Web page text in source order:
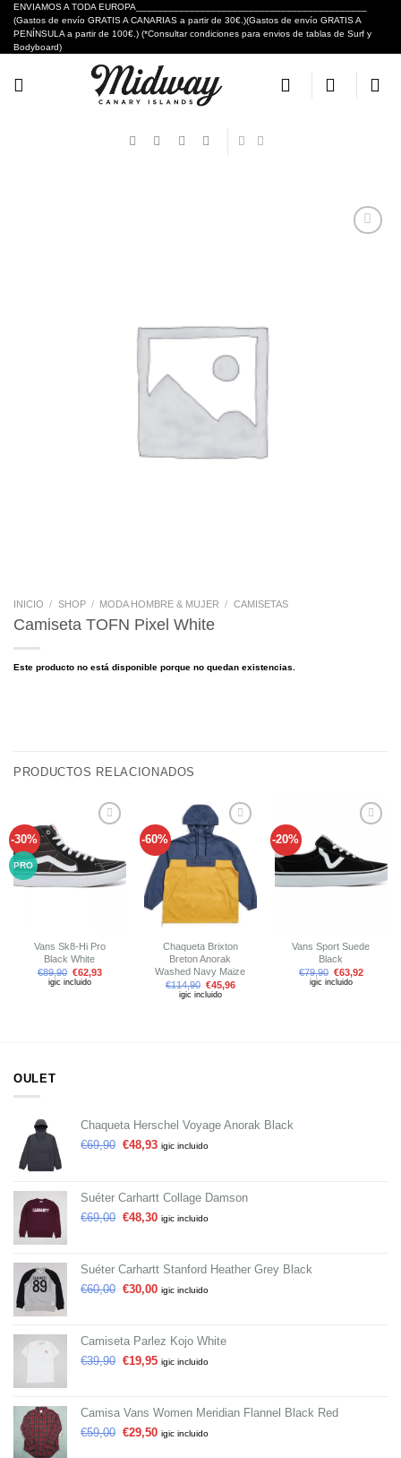
Skip
content
ENVIAMOS A TODA EUROPA___________________________________________
(Gastos de envío GRATIS A CANARIAS a partir de 30€.)(Gastos de envío GRATIS A
PENÍNSULA a partir de 100€.) (*Consultar condiciones para envios de tablas de Surf y
Bodyboard)
INICIO / SHOP / MODA HOMBRE & MUJER / CAMISETAS
Camiseta TOFN Pixel White
Este producto no está disponible porque no quedan existencias.
PRODUCTOS RELACIONADOS
-30%
PRO
lista de
deseos
Vans Sk8-Hi Pro
Black White
€89,90 €62,93
igic incluido
-60%
Añadir
a tu
lista de
deseos
Chaqueta Brixton
Breton Anorak
Washed Navy Maize
€114,90 €45,96
igic incluido
-20%
lista de
deseos
Vans Sport Suede
Black
€79,90 €63,92
igic incluido
OULET
Chaqueta Herschel Voyage Anorak Black
€69,90 €48,93 igic incluido
Suéter Carhartt Collage Damson
€69,00 €48,30 igic incluido
Suéter Carhartt Stanford Heather Grey Black
€60,00 €30,00 igic incluido
Camiseta Parlez Kojo White
€39,90 €19,95 igic incluido
Camisa Vans Women Meridian Flannel Black Red
€59,00 €29,50 igic incluido